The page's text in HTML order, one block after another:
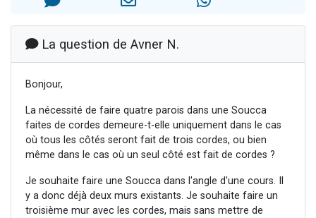
La question de Avner N.
Bonjour,
La nécessité de faire quatre parois dans une Soucca
faites de cordes demeure-t-elle uniquement dans le cas
où tous les côtés seront fait de trois cordes, ou bien
même dans le cas où un seul côté est fait de cordes ?
Je souhaite faire une Soucca dans l'angle d'une cours. Il
y a donc déjà deux murs existants. Je souhaite faire un
troisième mur avec les cordes, mais sans mettre de